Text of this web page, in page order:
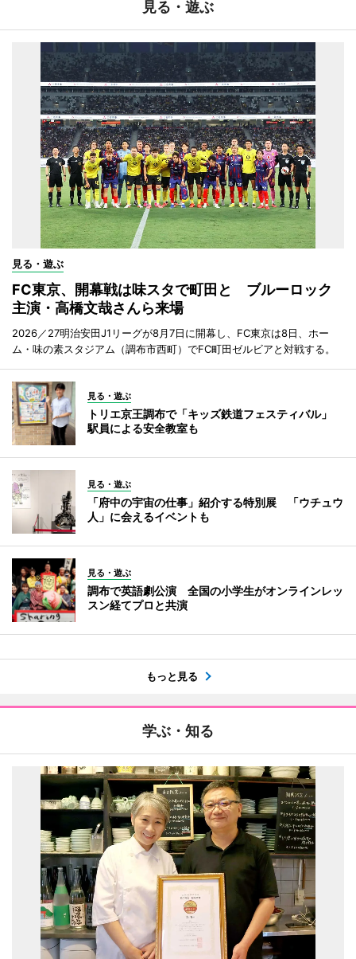
見る・遊ぶ
見る・遊ぶ
FC東京、開幕戦は味スタで町田と ブルーロック
主演・高橋文哉さんら来場
2026／27明治安田J1リーグが8月7日に開幕し、FC東京は8日、ホー
ム・味の素スタジアム（調布市西町）でFC町田ゼルビアと対戦する。
見る・遊ぶ
トリエ京王調布で「キッズ鉄道フェスティバル」
駅員による安全教室も
見る・遊ぶ
「府中の宇宙の仕事」紹介する特別展 「ウチュウ
人」に会えるイベントも
見る・遊ぶ
調布で英語劇公演 全国の小学生がオンラインレッ
スン経てプロと共演
もっと見る
学ぶ・知る